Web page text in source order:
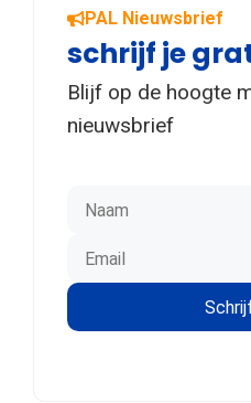
PAL Nieuwsbrief
schrijf je
Blijf op de hoogte
nieuwsbrief